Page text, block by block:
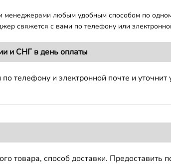
менеджерами любым удобным способом по
свяжется с вами по телефону или
и СНГ в день оплаты
телефону и электронной почте и уточнит
товара, способ доставки.